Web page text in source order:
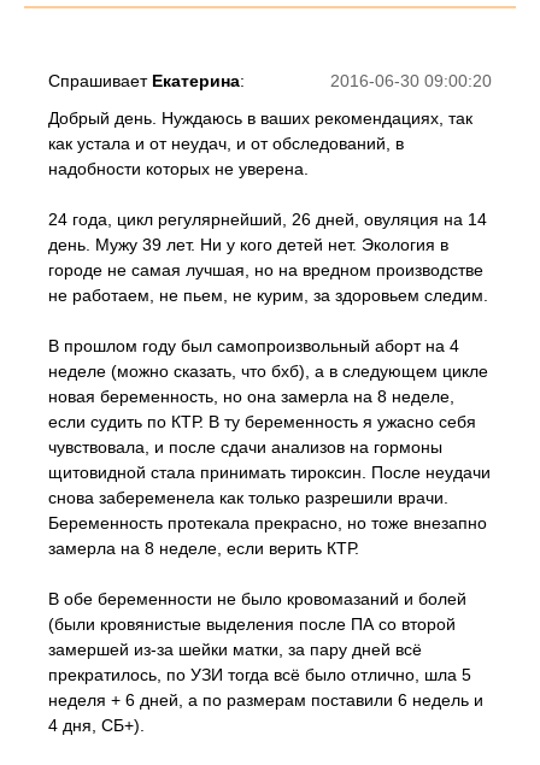
2016-06-30 09:00:20
Спрашивает Екатерина:
Добрый день. Нуждаюсь в ваших рекомендациях, так
как устала и от неудач, и от обследований, в
надобности которых не уверена.
24 года, цикл регулярнейший, 26 дней, овуляция на 14
день. Мужу 39 лет. Ни у кого детей нет. Экология в
городе не самая лучшая, но на вредном производстве
не работаем, не пьем, не курим, за здоровьем следим.
В прошлом году был самопроизвольный аборт на 4
неделе (можно сказать, что бхб), а в следующем цикле
новая беременность, но она замерла на 8 неделе,
если судить по КТР. В ту беременность я ужасно себя
чувствовала, и после сдачи анализов на гормоны
щитовидной стала принимать тироксин. После неудачи
снова забеременела как только разрешили врачи.
Беременность протекала прекрасно, но тоже внезапно
замерла на 8 неделе, если верить КТР.
В обе беременности не было кровомазаний и болей
(были кровянистые выделения после ПА со второй
замершей из-за шейки матки, за пару дней всё
прекратилось, по УЗИ тогда всё было отлично, шла 5
неделя + 6 дней, а по размерам поставили 6 недель и
4 дня, СБ+).